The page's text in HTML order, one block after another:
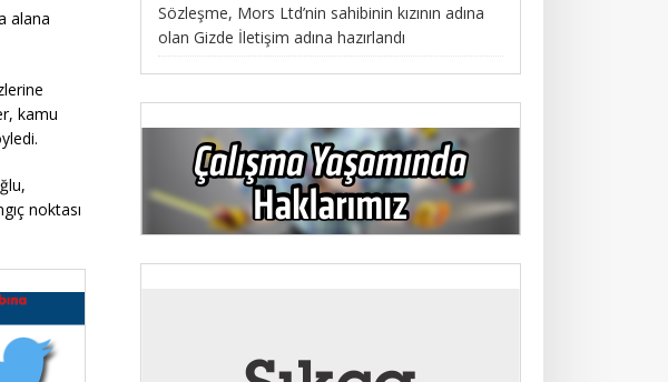
alana
kamu
noktası
Sözleşme, Mors Ltd’nin sahibinin kızının adına
olan Gizde İletişim adına hazırlandı